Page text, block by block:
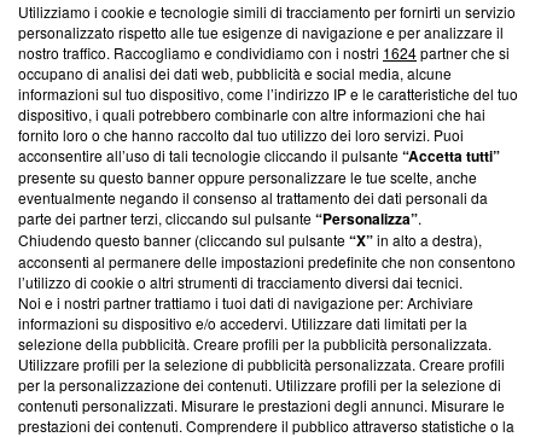
Questa sezione offre informazioni trasparenti su Blasting
News, sui nostri processi editoriali e su come ci impegniamo a
creare news di qualità. Inoltre, afferma la nostra aderenza a
‘Trust Project - News with Integrity’Blasting News non è
ancora membro del programma, ma ha richiesto di farne
parte; Trust Project non ha ancora effettuato una verifica di
conformità agli standard.
Su di noi
Team editoriale
Corporate
Redazione
Informativa Privacy
Utilizziamo i cookie e tecnologie simili di tracciamento per fornirti un servizio
personalizzato rispetto alle tue esigenze di navigazione e per analizzare il
nostro traffico. Raccogliamo e condividiamo con i nostri 1624partner che si
occupano di analisi dei dati web, pubblicità e social media, alcune
informazioni sul tuo dispositivo, come l’indirizzo IP e le caratteristiche del tuo
dispositivo, i quali potrebbero combinarle con altre informazioni che hai
fornito loro o che hanno raccolto dal tuo utilizzo dei loro servizi. Puoi
acconsentire all’uso di tali tecnologie cliccando il pulsante“Accetta tutti”
presente su questo banner oppure personalizzare le tue scelte, anche
eventualmente negando il consenso al trattamento dei dati personali da
parte dei partner terzi, cliccando sul pulsante“Personalizza”.
Chiudendo questo banner (cliccando sul pulsante“X”in alto a destra),
acconsenti al permanere delle impostazioni predefinite che non consentono
l’utilizzo di cookie o altri strumenti di tracciamento diversi dai tecnici.
Noi e i nostri partner trattiamo i tuoi dati di navigazione per: Archiviare
informazioni su dispositivo e/o accedervi. Utilizzare dati limitati per la
selezione della pubblicità. Creare profili per la pubblicità personalizzata.
Utilizzare profili per la selezione di pubblicità personalizzata. Creare profili
per la personalizzazione dei contenuti. Utilizzare profili per la selezione di
contenuti personalizzati. Misurare le prestazioni degli annunci. Misurare le
prestazioni dei contenuti. Comprendere il pubblico attraverso statistiche o la